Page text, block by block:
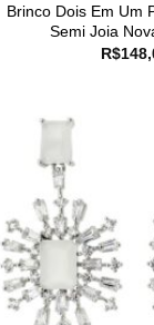
Brinco Dois Em Um
Semi Joia
R$